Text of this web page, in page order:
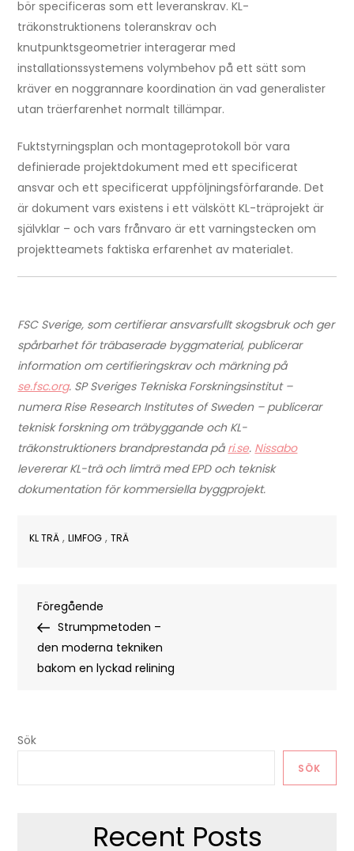
bör specificeras som ett leveranskrav. KL-
träkonstruktionens toleranskrav och
knutpunktsgeometrier interagerar med
installationssystemens volymbehov på ett sätt som
kräver en noggrannare koordination än vad generalister
utan träerfarenhet normalt tillämpar.
Fuktstyrningsplan och montageprotokoll bör vara
definierade projektdokument med ett specificerat
ansvar och ett specificerat uppföljningsförfarande. Det
är dokument vars existens i ett välskött KL-träprojekt är
självklar – och vars frånvaro är ett varningstecken om
projektteamets faktiska erfarenhet av materialet.
FSC Sverige, som certifierar ansvarsfullt skogsbruk och ger
spårbarhet för träbaserade byggmaterial, publicerar
information om certifieringskrav och märkning på
se.fsc.org. SP Sveriges Tekniska Forskningsinstitut –
numera Rise Research Institutes of Sweden – publicerar
teknisk forskning om träbyggande och KL-
träkonstruktioners brandprestanda på ri.se. Nissabo
levererar KL-trä och limträ med EPD och teknisk
dokumentation för kommersiella byggprojekt.
KL TRÄ ,LIMFOG ,TRÄ
Inläggsnavigering
Föregående
inlägg
Föregående
Strumpmetoden –
den moderna tekniken
bakom en lyckad relining
Sök
SÖK
Recent Posts